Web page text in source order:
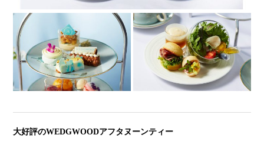
大好評のWEDGWOODアフタヌーンティー